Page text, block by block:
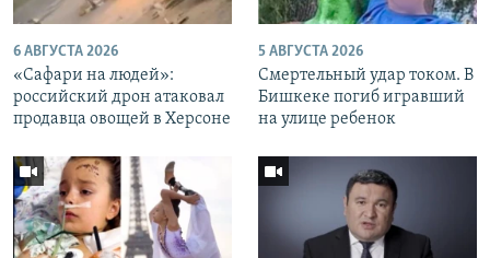
6 АВГУСТА 2026
«Cафари на людей»:
российский дрон атаковал
продавца овощей в Херсоне
5 АВГУСТА 2026
Смертельный удар током. В
Бишкеке погиб игравший
на улице ребенок